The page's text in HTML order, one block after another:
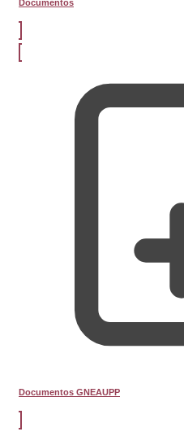
Documentos
Documentos GNEAUPP